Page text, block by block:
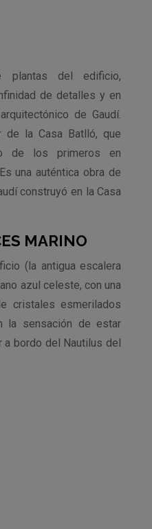
del edificio,
de detalles y en
de Gaudí.
de la Casa Batlló, que
de los primeros en
una auténtica obra de
construyó en la Casa
MARINO
(la antigua escalera
azul celeste, con una
cristales esmerilados
la sensación de estar
bordo del Nautilus del